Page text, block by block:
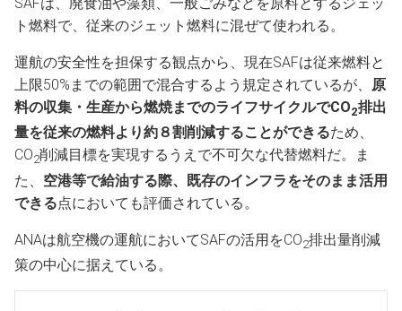
ト燃料で、従来のジェット燃料に混ぜて使われる。
運航の安全性を担保する観点から、現在SAFは従来燃料と
上限50%までの範囲で混合するよう規定されているが、 原
料の収集・生産から燃焼までのライフサイクルでCO2排出
量を従来の燃料より約８割削減することができるため、
CO2削減目標を実現するうえで不可欠な代替燃料だ。ま
た、 空港等で給油する際、既存のインフラをそのまま活用
できる点においても評価されている。
ANAは航空機の運航においてSAFの活用をCO2排出量削減
策の中心に据えている。